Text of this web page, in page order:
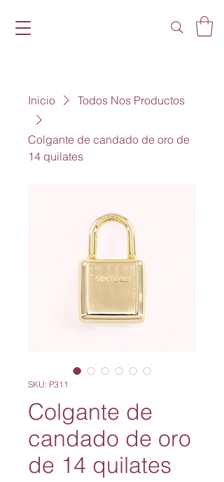
Inicio Todos Nos Productos
Colgante de candado de oro de
14 quilates
SKU: P311
Colgante de
candado de oro
de 14 quilates